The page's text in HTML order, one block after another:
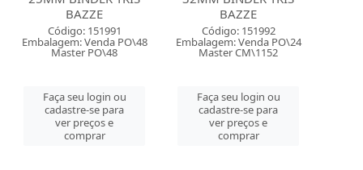
BAZZE
Código: 151991
Embalagem: Venda PO\48
Master PO\48
Faça seu login ou
cadastre-se para
ver preços e
comprar
BAZZE
Código: 151992
Embalagem: Venda PO\24
Master CM\1152
Faça seu login ou
cadastre-se para
ver preços e
comprar